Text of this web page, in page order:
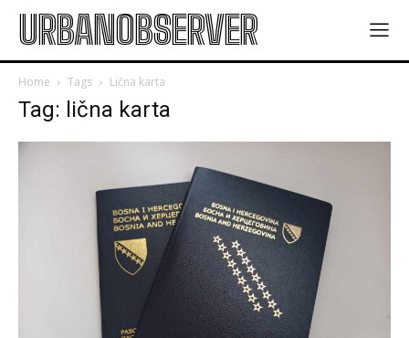
URBANOBSERVER
Home Tags Lična karta
Tag: lična karta